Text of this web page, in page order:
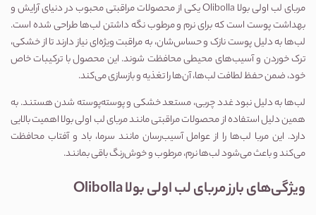
مربای لب اولی بولا Olibolla یکی از محصولات مراقبتی محبوب در دنیای آرایش و
بهداشت پوست است که برای نرم و مرطوب نگه داشتن لب‌ها طراحی شده است.
لب‌ها به دلیل پوست نازک و حساس‌شان، به مراقبت ویژه‌ای نیاز دارند تا از خشکی،
ترک خوردن و آسیب‌های محیطی محافظت شوند. این محصول با ترکیبات خاص
خود، ضمن حفظ لطافت لب‌ها، آن‌ها را تغذیه و بازسازی می‌کند.
لب‌ها به دلیل نبود غدد چربی، مستعد خشکی و پوسته‌پوسته شدن هستند. به
همین دلیل استفاده از محصولات مراقبتی مانند مربای لب اولی بولا اهمیت بالایی
دارد. این مربا لب‌ها را از عوامل آسیب‌رسان مانند سرما، باد و آفتاب محافظت
می‌کند و باعث می‌شود لب‌ها نرم، مرطوب و خوش‌رنگ باقی بمانند.
ویژگی‌های بارز مربای لب اولی بولا Olibolla